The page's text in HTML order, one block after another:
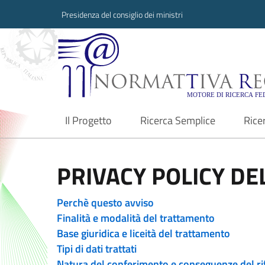
Presidenza del consiglio dei ministri
Normattiva
Il Progetto
current Ricerca Semplice
PRIVACY POLICY
Perchè questo avviso
Finalità e modalità del trattamento
Base giuridica e liceità del trattamento
Tipi di dati trattati